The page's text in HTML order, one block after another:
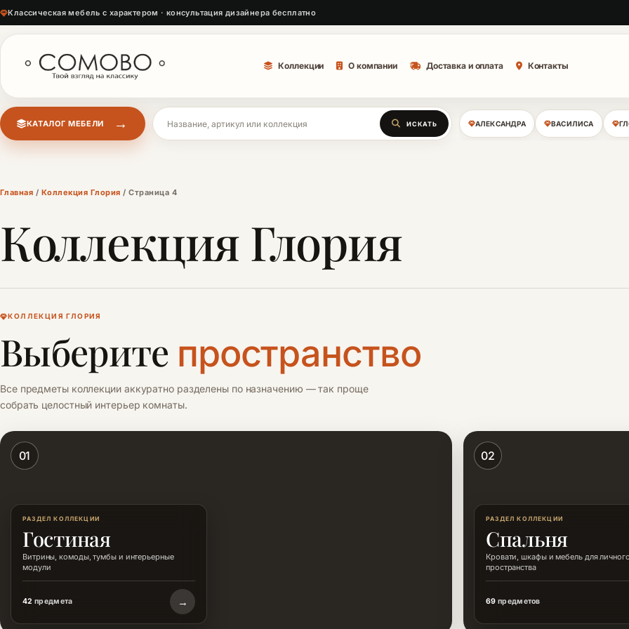
Классическая мебель с характером · консультация дизайнера бесплатно
Коллекции О компании Доставка и оплата Контакты
КАТАЛОГ МЕБЕЛИ → Поиск мебели
ИСКАТЬ АЛЕКСАНДРА ВАСИЛИСА
Главная / Коллекция Глория / Страница 4
Коллекция Глория
КОЛЛЕКЦИЯ ГЛОРИЯ
Выберите пространство
Все предметы коллекции аккуратно разделены по назначению — так проще
собрать целостный интерьер комнаты.
01
РАЗДЕЛ КОЛЛЕКЦИИ
Гостиная
Витрины, комоды, тумбы и интерьерные
модули
42 предмета →
02
РАЗДЕЛ КОЛЛЕКЦИИ
Спальня
Кровати, шкафы и мебель для
пространства
69 предметов